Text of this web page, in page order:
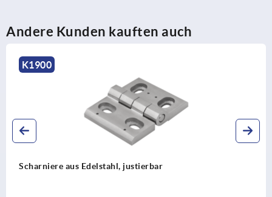
Andere Kunden kauften auch
K1900
Scharniere aus Edelstahl, justierbar